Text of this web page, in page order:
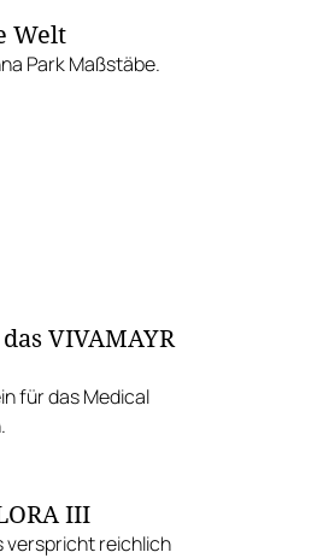
Welt
Park Maßstäbe.
VIVAMAYR
für das Medical
III
verspricht reichlich